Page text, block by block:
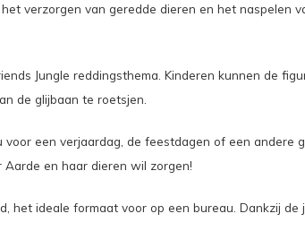
verzorgen van geredde dieren en het naspelen
Jungle reddingsthema. Kinderen kunnen de
de glijbaan te roetsjen.
een verjaardag, de feestdagen of een
en haar dieren wil zorgen!
het ideale formaat voor op een bureau. Dankzij